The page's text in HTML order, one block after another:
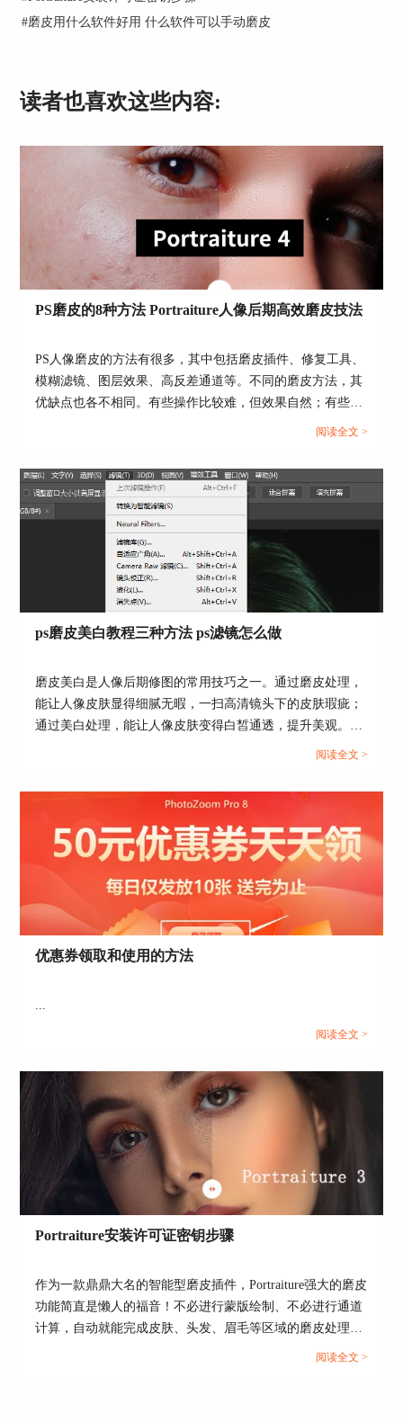
portraiture也能安装到lr中使用。
图2：LR
二、人像精修有几种方法
人像精修的方法有很多，一般都是结合人像的特
官调整等。
1.磨皮
磨皮是人像精修的常用方法，除非妆容非常精致，
人像肤质非常好，不然一般都需要先进行磨皮。虽
但需要耗费较多的时间，因此，更多人会选择使用
磨皮插件，比如很受欢迎的portraiture磨皮插件。
只需将图片导入portraiture磨皮插件，即可一键处理
多种脸部瑕疵，而无须像ps修复画笔工具那样逐个
瑕疵修复。
智能式识别皮肤、头发、眉毛区域，让皮肤变得细
腻光滑，头发变得顺滑有质感，同时保持眼睛、嘴
巴等部位的清晰感，磨皮效果很自然，这是手动磨
皮难以达到的磨皮水平。
图4：一键磨皮
2.美白肤色
俗话说，一白遮三丑，肤色美白是大部分人像修图
都会采用的修图方法，可让暗淡的肤色变得光彩照
色的美白处理。
其智能化肤色蒙版功能，可仅选取肤色区域对其进
行增强效果调整，比如图5所示，调高肤色区域的
#磨皮用什么软件好用 什么软件可以手动磨皮
读者也喜欢这些内容:
PS磨皮的8种方法 Portraiture人像后期高效磨皮技法
PS人像磨皮的方法有很多，其中包括磨皮插件、修复工具、
模糊滤镜、图层效果、高反差通道等。不同的磨皮方法，其
优缺点也各不相同。有些操作比较难，但效果自然；有些操
作简单，但效果一般。那么，该选择哪种磨皮方法？本文会
人像后期高效磨皮技法。...
阅读全文 >
ps磨皮美白教程三种方法 ps滤镜怎么做
磨皮美白是人像后期修图的常用技巧之一。通过磨皮处理，
能让人像皮肤显得细腻无暇，一扫高清镜头下的皮肤瑕疵；
通过美白处理，能让人像皮肤变得白皙通透，提升美观。本
文会给大家介绍ps磨皮美白教程三种方法，以及磨皮美白ps
阅读全文 >
优惠券领取和使用的方法
...
阅读全文 >
Portraiture安装许可证密钥步骤
作为一款鼎鼎大名的智能型磨皮插件，Portraiture强大的磨皮
功能简直是懒人的福音！不必进行蒙版绘制、不必进行通道
计算，自动就能完成皮肤、头发、眉毛等区域的磨皮处理，
而且效果感人，任你用放大镜都看不出磨皮痕迹。...
阅读全文 >